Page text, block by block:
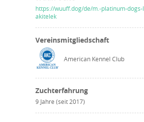
https://wuuff.dog/de/m.-platinum-dogs-l
akitelek
Vereinsmitgliedschaft
American Kennel Club
Zuchterfahrung
9 Jahre (seit 2017)